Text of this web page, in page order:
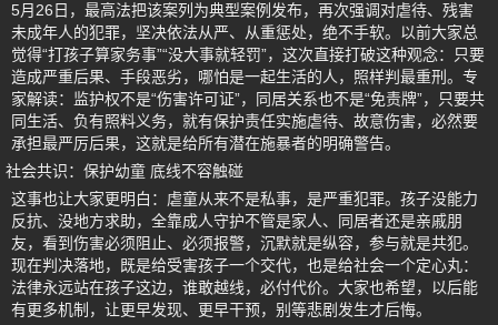
5月26日，最高法把该案列为典型案例发布，再次强调对虐待、残害
未成年人的犯罪，坚决依法从严、从重惩处，绝不手软。以前大家总
觉得“打孩子算家务事”“没大事就轻罚”，这次直接打破这种观念：只要
造成严重后果、手段恶劣，哪怕是一起生活的人，照样判最重刑。专
家解读：监护权不是“伤害许可证”，同居关系也不是“免责牌”，只要共
同生活、负有照料义务，就有保护责任实施虐待、故意伤害，必然要
承担最严厉后果，这就是给所有潜在施暴者的明确警告。
社会共识：保护幼童 底线不容触碰
这事也让大家更明白：虐童从来不是私事，是严重犯罪。孩子没能力
反抗、没地方求助，全靠成人守护不管是家人、同居者还是亲戚朋
友，看到伤害必须阻止、必须报警，沉默就是纵容，参与就是共犯。
现在判决落地，既是给受害孩子一个交代，也是给社会一个定心丸：
法律永远站在孩子这边，谁敢越线，必付代价。大家也希望，以后能
有更多机制，让更早发现、更早干预，别等悲剧发生才后悔。